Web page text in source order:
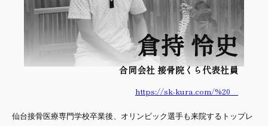
倉持 怜史
合同会社 接骨院くら代表社員
https://sk-kura.com/%20
仙台接骨医療専門学校卒業後、オリンピック選手も来院するトップレ